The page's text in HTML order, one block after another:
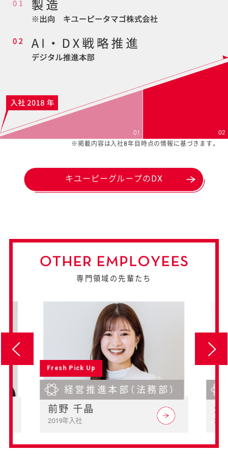
※掲載内容は入社8年目時点の情報に基づきます。
キユーピーグループのDX
専門領域の先輩たち
経営推進本部（法務部）
Fresh Pick Up
前野 千晶
2019年入社
畑